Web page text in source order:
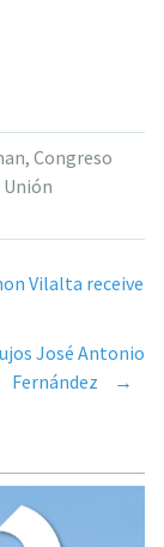
, Congreso
Unión
Vilalta receive
José Antonio
Fernández
→